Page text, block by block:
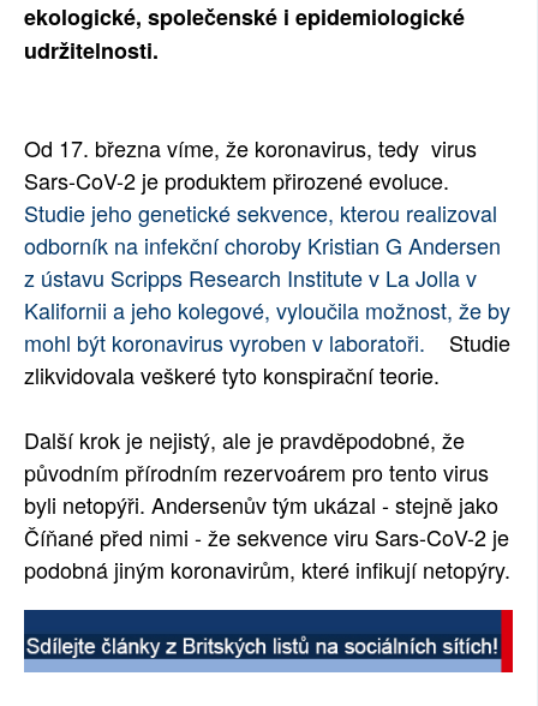
ekologické, společenské i epidemiologické
udržitelnosti.
Od 17. března víme, že koronavirus, tedy virus
Sars-CoV-2 je produktem přirozené evoluce.
Studie jeho genetické sekvence, kterou realizoval
odborník na infekční choroby Kristian G Andersen
z ústavu Scripps Research Institute v La Jolla v
Kalifornii a jeho kolegové, vyloučila možnost, že by
mohl být koronavirus vyroben v laboratoři.
Studie
zlikvidovala veškeré tyto konspirační teorie.
Další krok je nejistý, ale je pravděpodobné, že
původním přírodním rezervoárem pro tento virus
byli netopýři. Andersenův tým ukázal - stejně jako
Číňané před nimi - že sekvence viru Sars-CoV-2 je
podobná jiným koronavirům, které infikují netopýry.